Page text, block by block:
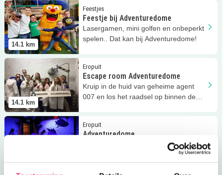
14.1 km
Feestjes
Feestje bij Adventuredome
Lasergamen, mini golfen en onbeperkt
spelen.. Dat kan bij Adventuredome!
Lees meer Feestje bij Adventuredome
14.1 km
Eropuit
Escape room Adventuredome
Kruip in de huid van geheime agent
007 en los het raadsel op binnen de
Lees meer Escape room Adventuredome
Eropuit
Adventuredome
Een binnen- en buitenspeeltuin,
escape room, laser game én glow-in-
the-dark golf.. Gaaf!
Lees meerAdventuredome